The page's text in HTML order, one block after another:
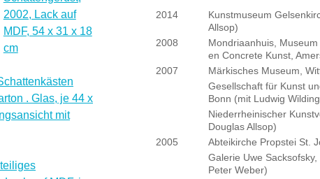
2014
Kunstmuseum
Allsop)
2008
Mondriaanhuis,
en Concrete Kunst,
2007
Märkisches Museum,
Gesellschaft für Kunst
Bonn (mit Ludwig
Niederrheinischer
Douglas Allsop)
2005
Abteikirche Propstei St.
Galerie Uwe
Peter Weber)